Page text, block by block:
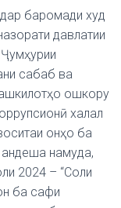
баромади худ
давлатии
сабаб ва
ошкору
халал
онҳо ба
намуда,
2024 – “Соли
ба сафи